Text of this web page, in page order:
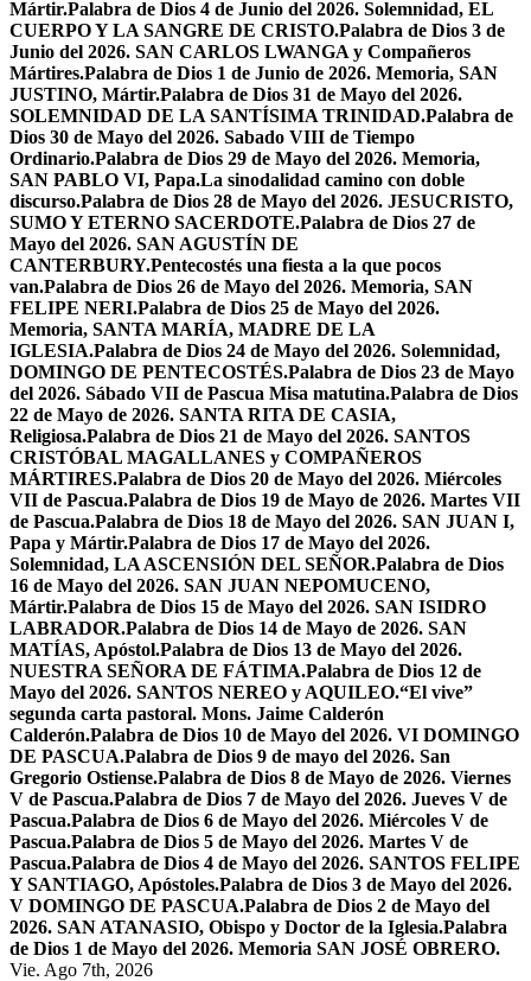
Mártir.Palabra de Dios 4 de Junio del 2026. Solemnidad, EL
CUERPO Y LA SANGRE DE CRISTO.Palabra de Dios 3 de
Junio del 2026. SAN CARLOS LWANGA y Compañeros
Mártires.Palabra de Dios 1 de Junio de 2026. Memoria, SAN
JUSTINO, Mártir.Palabra de Dios 31 de Mayo del 2026.
SOLEMNIDAD DE LA SANTÍSIMA TRINIDAD.Palabra de
Dios 30 de Mayo del 2026. Sabado VIII de Tiempo
Ordinario.Palabra de Dios 29 de Mayo del 2026. Memoria,
SAN PABLO VI, Papa.La sinodalidad camino con doble
discurso.Palabra de Dios 28 de Mayo del 2026. JESUCRISTO,
SUMO Y ETERNO SACERDOTE.Palabra de Dios 27 de
Mayo del 2026. SAN AGUSTÍN DE
CANTERBURY.Pentecostés una fiesta a la que pocos
van.Palabra de Dios 26 de Mayo del 2026. Memoria, SAN
FELIPE NERI.Palabra de Dios 25 de Mayo del 2026.
Memoria, SANTA MARÍA, MADRE DE LA
IGLESIA.Palabra de Dios 24 de Mayo del 2026. Solemnidad,
DOMINGO DE PENTECOSTÉS.Palabra de Dios 23 de Mayo
del 2026. Sábado VII de Pascua Misa matutina.Palabra de Dios
22 de Mayo de 2026. SANTA RITA DE CASIA,
Religiosa.Palabra de Dios 21 de Mayo del 2026. SANTOS
CRISTÓBAL MAGALLANES y COMPAÑEROS
MÁRTIRES.Palabra de Dios 20 de Mayo del 2026. Miércoles
VII de Pascua.Palabra de Dios 19 de Mayo de 2026. Martes VII
de Pascua.Palabra de Dios 18 de Mayo del 2026. SAN JUAN I,
Papa y Mártir.Palabra de Dios 17 de Mayo del 2026.
Solemnidad, LA ASCENSIÓN DEL SEÑOR.Palabra de Dios
16 de Mayo del 2026. SAN JUAN NEPOMUCENO,
Mártir.Palabra de Dios 15 de Mayo del 2026. SAN ISIDRO
LABRADOR.Palabra de Dios 14 de Mayo de 2026. SAN
MATÍAS, Apóstol.Palabra de Dios 13 de Mayo del 2026.
NUESTRA SEÑORA DE FÁTIMA.Palabra de Dios 12 de
Mayo del 2026. SANTOS NEREO y AQUILEO.“El vive”
segunda carta pastoral. Mons. Jaime Calderón
Calderón.Palabra de Dios 10 de Mayo del 2026. VI DOMINGO
DE PASCUA.Palabra de Dios 9 de mayo del 2026. San
Gregorio Ostiense.Palabra de Dios 8 de Mayo de 2026. Viernes
V de Pascua.Palabra de Dios 7 de Mayo del 2026. Jueves V de
Pascua.Palabra de Dios 6 de Mayo del 2026. Miércoles V de
Pascua.Palabra de Dios 5 de Mayo del 2026. Martes V de
Pascua.Palabra de Dios 4 de Mayo del 2026. SANTOS FELIPE
Y SANTIAGO, Apóstoles.Palabra de Dios 3 de Mayo del 2026.
V DOMINGO DE PASCUA.Palabra de Dios 2 de Mayo del
2026. SAN ATANASIO, Obispo y Doctor de la Iglesia.Palabra
de Dios 1 de Mayo del 2026. Memoria SAN JOSÉ OBRERO.
Vie. Ago 7th, 2026